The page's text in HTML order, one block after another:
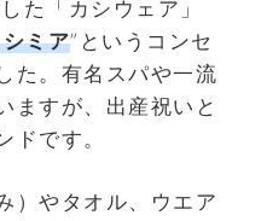
た「カシウェア」
ミア”というコンセ
た。有名スパや一流
ますが、出産祝いと
ドです。
）やタオル、ウエア